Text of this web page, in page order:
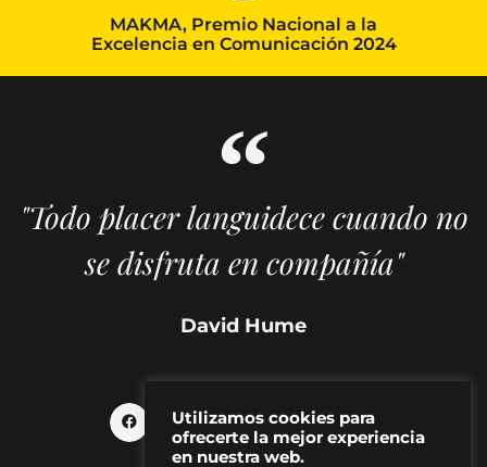
MAKMA, Premio Nacional a la
Excelencia en Comunicación 2024
"Todo placer languidece cuando no
se disfruta en compañía"
David Hume
Utilizamos cookies para
ofrecerte la mejor experiencia
en nuestra web.